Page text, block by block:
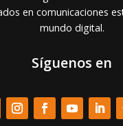
en comunicaciones
mundo digital.
Síguenos en